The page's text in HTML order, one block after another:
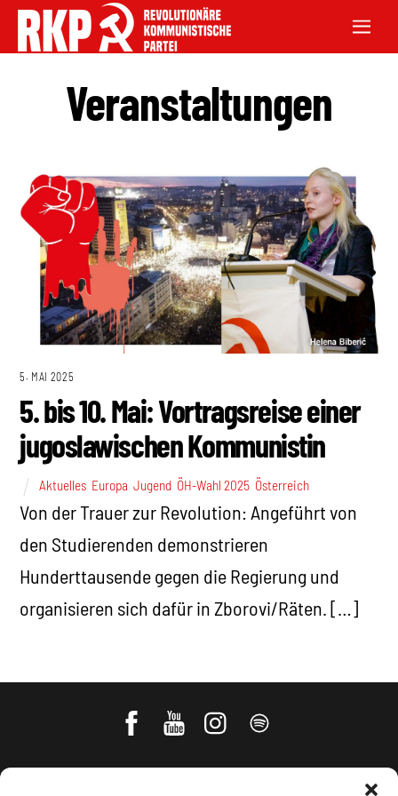
Veranstaltungen
5. MAI 2025
5. bis 10. Mai: Vortragsreise einer
jugoslawischen Kommunistin
Aktuelles Europa ,Jugend ÖH-Wahl 2025 Österreich
Von der Trauer zur Revolution: Angeführt von
den Studierenden demonstrieren
Hunderttausende gegen die Regierung und
organisieren sich dafür in Zborovi/Räten. […]